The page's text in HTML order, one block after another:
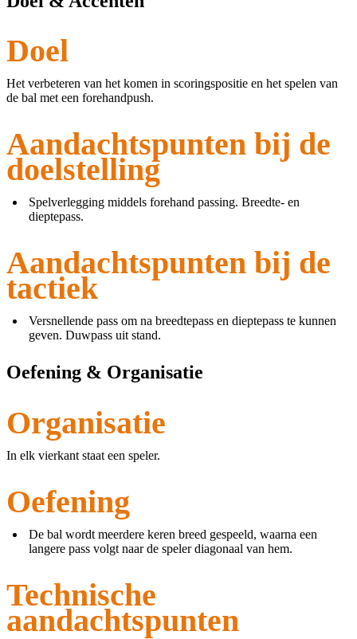
Doel
Het verbeteren van het komen in scoringspositie en het spelen van
de bal met een forehandpush.
Aandachtspunten bij de
doelstelling
Spelverlegging middels forehand passing. Breedte- en
dieptepass.
Aandachtspunten bij de
tactiek
Versnellende pass om na breedtepass en dieptepass te kunnen
geven. Duwpass uit stand.
Oefening & Organisatie
Organisatie
In elk vierkant staat een speler.
Oefening
De bal wordt meerdere keren breed gespeeld, waarna een
langere pass volgt naar de speler diagonaal van hem.
Technische
aandachtspunten